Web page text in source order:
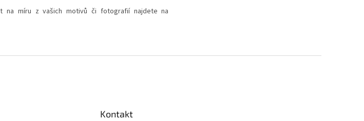
na míru z vašich motivů či fotografií najdete na
Kontakt